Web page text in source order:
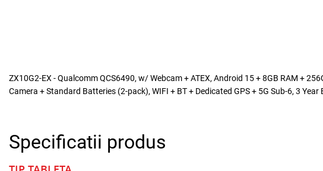
ZX10G2-EX - Qualcomm QCS6490, w/ Webcam + ATEX, Android 15 + 8GB RAM +
Camera + Standard Batteries (2-pack), WIFI + BT + Dedicated GPS + 5G Sub-6, 3
Specificatii produs